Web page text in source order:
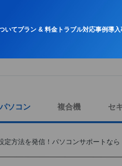
いてプラン & 料金トラブル対応事例導入
パソコン 複合機 セ
方法を発信！パソコンサポートなら